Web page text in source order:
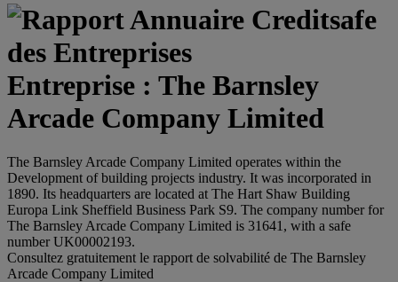
Entreprise : The Barnsley
Arcade Company Limited
The Barnsley Arcade Company Limited operates within the
Development of building projects industry. It was incorporated in
1890. Its headquarters are located at The Hart Shaw Building
Europa Link Sheffield Business Park S9. The company number for
The Barnsley Arcade Company Limited is 31641, with a safe
number UK00002193.
Consultez gratuitement le rapport de solvabilité de The Barnsley
Arcade Company Limited